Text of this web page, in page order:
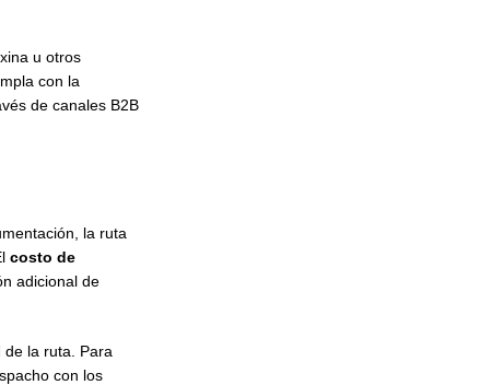
u otros
con la
de canales B2B
la ruta
costo de
adicional de
la ruta. Para
con los